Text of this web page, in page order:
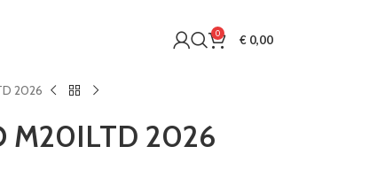
0 € 0,00
2026
M20ILTD 2026